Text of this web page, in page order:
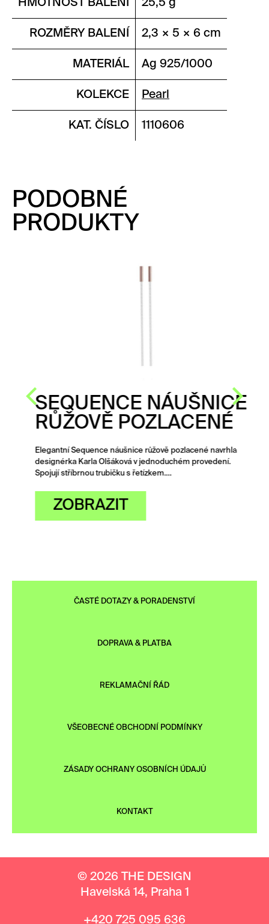
HMOTNOST BALENÍ 25,5 g
ROZMĚRY BALENÍ 2,3 × 5 × 6 cm
MATERIÁL Ag 925/1000
KOLEKCE Pearl
KAT. ČÍSLO 1110606
PODOBNÉ
PRODUKTY
SEQUENCE NÁUŠNICE
RŮŽOVĚ POZLACENÉ
Elegantní Sequence náušnice růžově pozlacené navrhla
designérka Karla Olšáková v jednoduchém provedení.
Spojují stříbrnou trubičku s řetízkem.…
ZOBRAZIT
ČASTÉ DOTAZY & PORADENSTVÍ
DOPRAVA & PLATBA
REKLAMAČNÍ ŘÁD
VŠEOBECNÉ OBCHODNÍ PODMÍNKY
ZÁSADY OCHRANY OSOBNÍCH ÚDAJŮ
KONTAKT
© 2026 THE DESIGN
Havelská 14, Praha 1
+420 725 095 636